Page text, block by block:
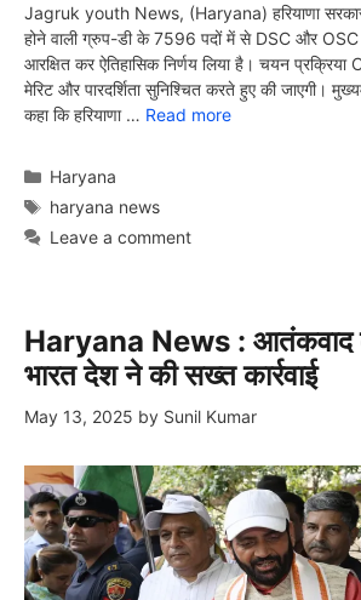
Jagruk youth News, (Haryana) हरियाणा
होने वाली ग्रुप-डी के 7596 पदों में से DSC और
आरक्षित कर ऐतिहासिक निर्णय लिया है। चयन
मेरिट और पारदर्शिता सुनिश्चित करते हुए की जाएगी।
कहा कि हरियाणा … Read more
Categories
Haryana
Tags
haryana news
Leave a comment
Haryana News : आतंकवाद
भारत देश ने की सख्त कार्रवाई
May 13, 2025 by Sunil Kumar